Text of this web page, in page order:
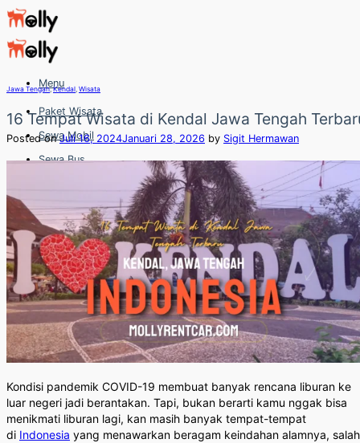
Skip
to
content
Menu
Paket Wisata
Sewa Mobil
Sewa Bus
Sewa Hiace
Hubungi
Hubungi
Jawa Tengah,Kendal Wisata
16 Tempat Wisata di Kendal Jawa Tengah
Posted onJuli 16, 2024Januari 28, 2026 by Sigit Hermawan
Kondisi pandemik COVID-19 membuat banyak rencana liburan ke
luar negeri jadi berantakan. Tapi, bukan berarti kamu nggak bisa
menikmati liburan lagi, kan masih banyak tempat-tempat
di Indonesia yang menawarkan beragam keindahan alamnya, salah